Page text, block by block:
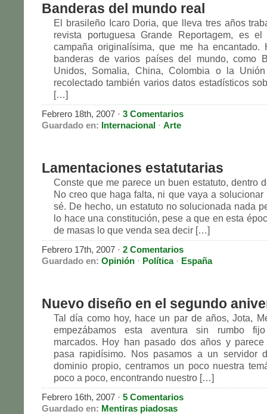
Banderas del mundo real
El brasileño Icaro Doria, que lleva tres años
revista portuguesa Grande Reportagem, es
campaña originalísima, que me ha encantado.
banderas de varios países del mundo, como
Unidos, Somalia, China, Colombia o la
recolectado también varios datos estadísticos
[…]
Febrero 18th, 2007 · 3 Comentarios
Guardado en: Internacional · Arte
Lamentaciones estatutarias
Conste que me parece un buen estatuto, dentro
No creo que haga falta, ni que vaya a solucionar
sé. De hecho, un estatuto no solucionada nada
lo hace una constitución, pese a que en esta
de masas lo que venda sea decir […]
Febrero 17th, 2007 · 2 Comentarios
Guardado en: Opinión · Política· España
Nuevo diseño en el segundo
Tal día como hoy, hace un par de años, Jota,
empezábamos esta aventura sin rumbo
marcados. Hoy han pasado dos años y parece
pasa rapidísimo. Nos pasamos a un servidor
dominio propio, centramos un poco nuestra
poco a poco, encontrando nuestro […]
Febrero 16th, 2007 · 5 Comentarios
Guardado en: Mentiras piadosas